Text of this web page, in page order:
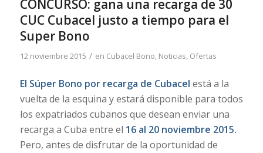
CONCURSO: gana una recarga de 30
CUC Cubacel justo a tiempo para el
Super Bono
12 noviembre 2015 / en Cubacel Bono, Noticias, Ofertas
El Súper Bono por recarga de Cubacel está a la
vuelta de la esquina y estará disponible para todos
los expatriados cubanos que desean enviar una
recarga a Cuba entre el 16 al 20 noviembre 2015.
Pero, antes de disfrutar de la oportunidad de